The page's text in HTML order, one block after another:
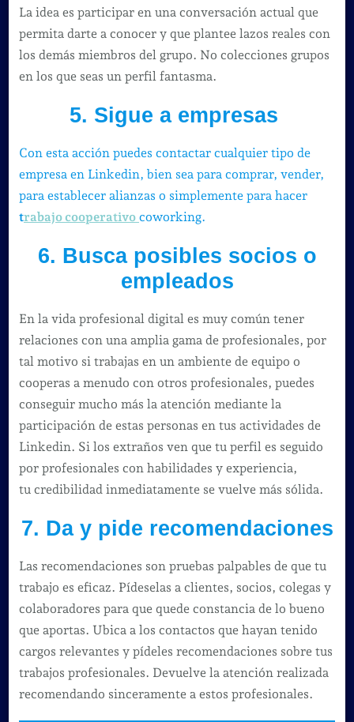
La idea es participar en una conversación actual que
permita darte a conocer y que plantee lazos reales con
los demás miembros del grupo. No colecciones grupos
en los que seas un perfil fantasma.
5. Sigue a empresas
Con esta acción puedes contactar cualquier tipo de
empresa en Linkedin, bien sea para comprar, vender,
para establecer alianzas o simplemente para hacer
trabajo cooperativo coworking.
6. Busca posibles socios o
empleados
En la vida profesional digital es muy común tener
relaciones con una amplia gama de profesionales, por
tal motivo si trabajas en un ambiente de equipo o
cooperas a menudo con otros profesionales, puedes
conseguir mucho más la atención mediante la
participación de estas personas en tus actividades de
Linkedin. Si los extraños ven que tu perfil es seguido
por profesionales con habilidades y experiencia,
tu credibilidad inmediatamente se vuelve más sólida.
7. Da y pide recomendaciones
Las recomendaciones son pruebas palpables de que tu
trabajo es eficaz. Pídeselas a clientes, socios, colegas y
colaboradores para que quede constancia de lo bueno
que aportas. Ubica a los contactos que hayan tenido
cargos relevantes y pídeles recomendaciones sobre tus
trabajos profesionales. Devuelve la atención realizada
recomendando sinceramente a estos profesionales.